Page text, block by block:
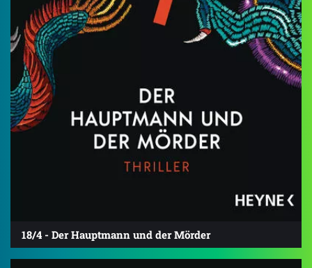
18/4 - Der Hauptmann und der Mörder